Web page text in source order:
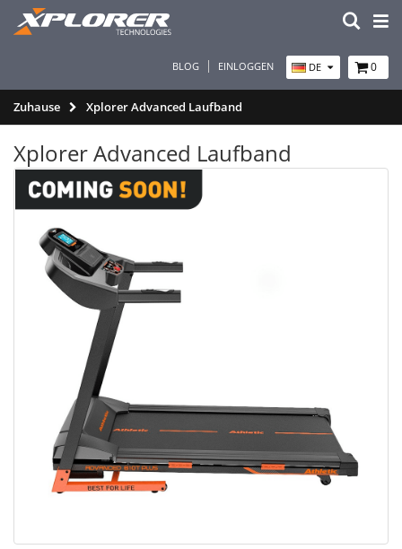
BLOG EINLOGGEN DE 0
Zuhause Xplorer Advanced Laufband
Xplorer Advanced Laufband